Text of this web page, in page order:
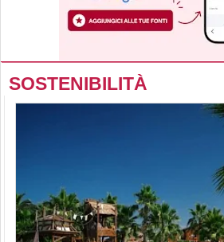
SOSTENIBILITÀ